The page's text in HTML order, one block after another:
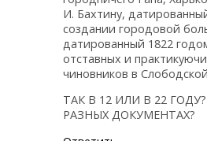
И. Бахтину,
создании городовой
датированный 1822
отставных и
чиновников в
ТАК В 12 ИЛИ В 22
РАЗНЫХ ДОКУМЕНТАХ?